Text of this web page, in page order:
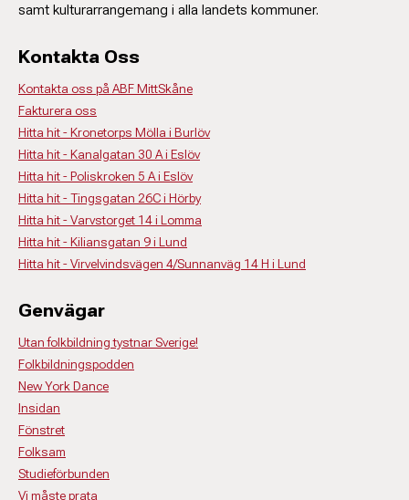
samt kulturarrangemang i alla landets kommuner.
Kontakta Oss
Kontakta oss på ABF MittSkåne
Fakturera oss
Hitta hit - Kronetorps Mölla i Burlöv
Hitta hit - Kanalgatan 30 A i Eslöv
Hitta hit - Poliskroken 5 A i Eslöv
Hitta hit - Tingsgatan 26C i Hörby
Hitta hit - Varvstorget 14 i Lomma
Hitta hit - Kiliansgatan 9 i Lund
Hitta hit - Virvelvindsvägen 4/Sunnanväg 14 H i Lund
Genvägar
Utan folkbildning tystnar Sverige!
Folkbildningspodden
New York Dance
Insidan
Fönstret
Folksam
Studieförbunden
Vi måste prata